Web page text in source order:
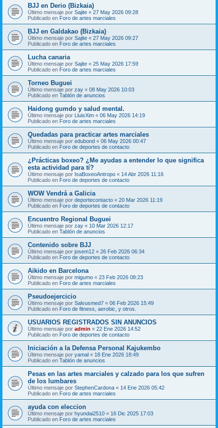
BJJ en Derio (Bizkaia)
Último mensaje por Sajite « 27 May 2026 09:28
Publicado en Foro de artes marciales
BJJ en Galdakao (Bizkaia)
Último mensaje por Sajite « 27 May 2026 09:27
Publicado en Foro de artes marciales
Lucha canaria
Último mensaje por Sajite « 25 May 2026 17:59
Publicado en Foro de artes marciales
Torneo Buguei
Último mensaje por zay « 08 May 2026 10:03
Publicado en Tablón de anuncios
Haidong gumdo y salud mental.
Último mensaje por LluisXim « 06 May 2026 14:19
Publicado en Foro de artes marciales
Quedadas para practicar artes marciales
Último mensaje por edubond « 06 May 2026 00:47
Publicado en Foro de deportes de contacto
¿Prácticas boxeo? ¿Me ayudas a entender lo que significa
esta actividad para tí?
Último mensaje por IsaBoxeoAntropo « 14 Abr 2026 11:16
Publicado en Foro de deportes de contacto
WOW Vendrá a Galicia
Último mensaje por deportecontacto « 20 Mar 2026 11:19
Publicado en Foro de deportes de contacto
Encuentro Regional Buguei
Último mensaje por zay « 10 Mar 2026 12:17
Publicado en Tablón de anuncios
Contenido sobre BJJ
Último mensaje por josem12 « 26 Feb 2026 06:34
Publicado en Foro de deportes de contacto
Aikido en Barcelona
Último mensaje por migumo « 23 Feb 2026 08:23
Publicado en Foro de artes marciales
Pseudoejercicio
Último mensaje por Salvusmed7 « 06 Feb 2026 15:49
Publicado en Foro de fitness, aerobic, y otros.
USUARIOS REGISTRADOS SIN ANUNCIOS
Último mensaje por admin « 22 Ene 2026 14:52
Publicado en Foro de deportes de contacto
Iniciación a la Defensa Personal Kajukembo
Último mensaje por yamal « 18 Ene 2026 18:49
Publicado en Tablón de anuncios
Pesas en las artes marciales y calzado para los que sufren
de los lumbares
Último mensaje por StephenCardona « 14 Ene 2026 05:42
Publicado en Foro de artes marciales
ayuda con eleccion
Último mensaje por hyundai2510 « 16 Dic 2025 17:03
Publicado en Foro de artes marciales